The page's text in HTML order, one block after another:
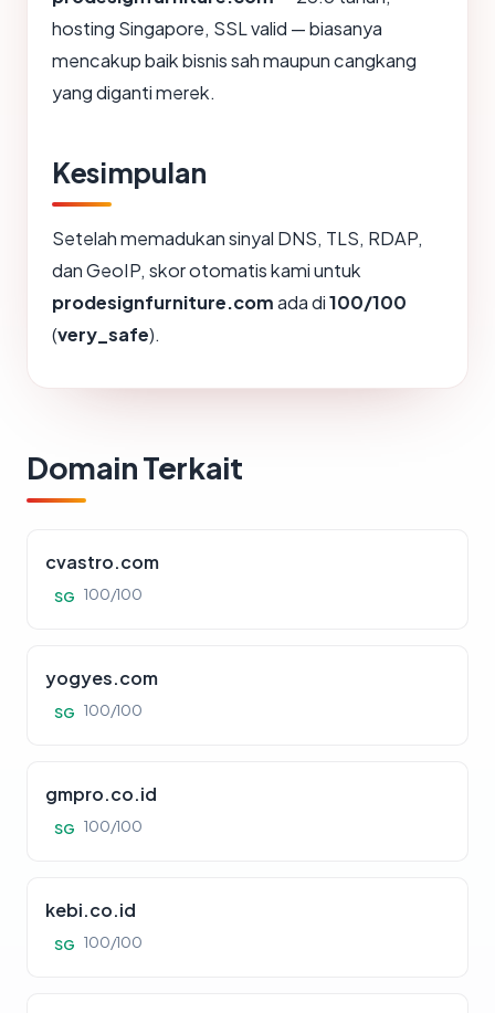
hosting Singapore, SSL valid — biasanya
mencakup baik bisnis sah maupun cangkang
yang diganti merek.
Kesimpulan
Setelah memadukan sinyal DNS, TLS, RDAP,
dan GeoIP, skor otomatis kami untuk
prodesignfurniture.comada di100/100
(very_safe).
Domain Terkait
cvastro.com
SG 100/100
yogyes.com
SG 100/100
gmpro.co.id
SG 100/100
kebi.co.id
SG 100/100